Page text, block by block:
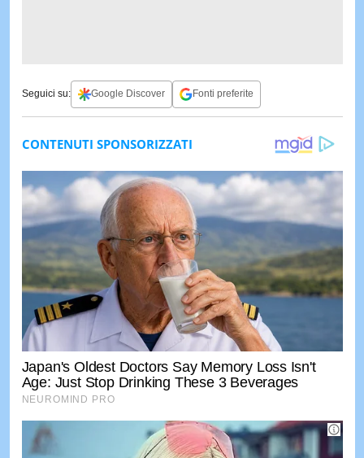
Seguici su: Google Discover Fonti preferite